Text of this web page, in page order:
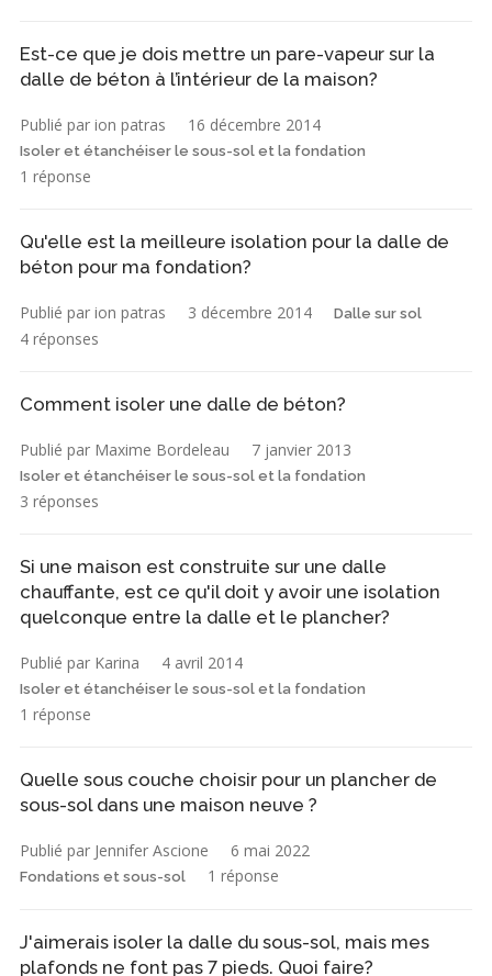
Est-ce que je dois mettre un pare-vapeur sur la
dalle de béton à l’intérieur de la maison?
Publié par ion patras 16 décembre 2014
Isoler et étanchéiser le sous-sol et la fondation
1 réponse
Qu'elle est la meilleure isolation pour la dalle de
béton pour ma fondation?
Publié par ion patras 3 décembre 2014 Dalle sur sol
4 réponses
Comment isoler une dalle de béton?
Publié par Maxime Bordeleau 7 janvier 2013
Isoler et étanchéiser le sous-sol et la fondation
3 réponses
Si une maison est construite sur une dalle
chauffante, est ce qu'il doit y avoir une isolation
quelconque entre la dalle et le plancher?
Publié par Karina 4 avril 2014
Isoler et étanchéiser le sous-sol et la fondation
1 réponse
Quelle sous couche choisir pour un plancher de
sous-sol dans une maison neuve ?
Publié par Jennifer Ascione 6 mai 2022
Fondations et sous-sol 1 réponse
J'aimerais isoler la dalle du sous-sol, mais mes
plafonds ne font pas 7 pieds. Quoi faire?